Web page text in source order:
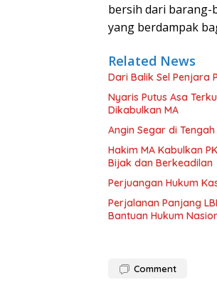
bersih dari barang-
yang berdampak
Related News
Dari Balik Sel Penjara
Nyaris Putus Asa
Dikabulkan MA
Angin Segar di
Hakim MA Kabulkan
Bijak dan Berkeadilan
Perjuangan Hukum
Perjalanan Panjang
Bantuan Hukum
Comment